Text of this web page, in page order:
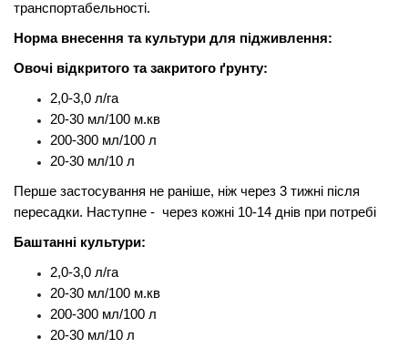
транспортабельності.
Норма внесення та культури для підживлення:
Овочі відкритого та закритого ґрунту:
2,0-3,0 л/га
20-30 мл/100 м.кв
200-300 мл/100 л
20-30 мл/10 л
Перше застосування не раніше, ніж через 3 тижні після
пересадки. Наступне - через кожні 10-14 днів при потребі
Баштанні культури:
2,0-3,0 л/га
20-30 мл/100 м.кв
200-300 мл/100 л
20-30 мл/10 л